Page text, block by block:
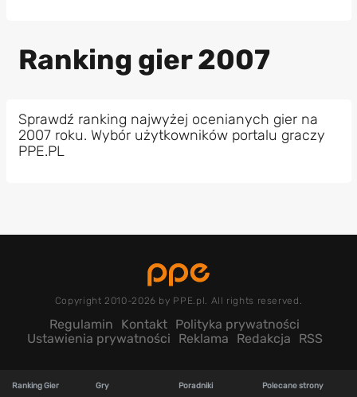
Ranking gier 2007
Sprawdź ranking najwyżej ocenianych gier na
2007 roku. Wybór użytkowników portalu graczy
PPE.PL
Copyright 2010-2026 by PPE.pl. All rights reserved.
Regulamin Kontakt Polityka prywatności
Ustawienia prywatności
Reklama Redakcja RSS
Ranking Gier Gry Poradniki Polecane strony